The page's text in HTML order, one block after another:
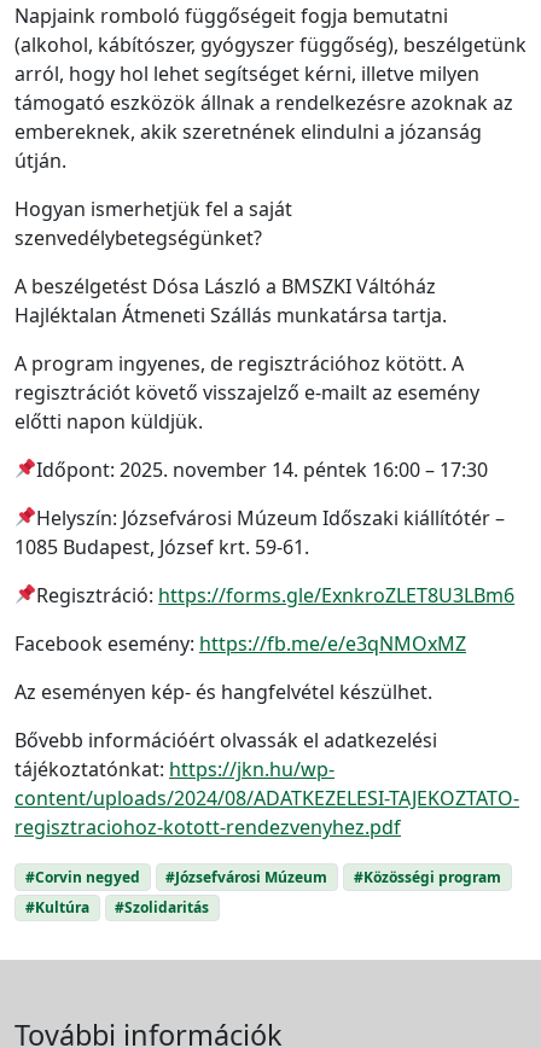
Napjaink romboló függőségeit fogja bemutatni
(alkohol, kábítószer, gyógyszer függőség), beszélgetünk
arról, hogy hol lehet segítséget kérni, illetve milyen
támogató eszközök állnak a rendelkezésre azoknak az
embereknek, akik szeretnének elindulni a józanság
útján.
Hogyan ismerhetjük fel a saját
szenvedélybetegségünket?
A beszélgetést Dósa László a BMSZKI Váltóház
Hajléktalan Átmeneti Szállás munkatársa tartja.
A program ingyenes, de regisztrációhoz kötött. A
regisztrációt követő visszajelző e-mailt az esemény
előtti napon küldjük.
Időpont: 2025. november 14. péntek 16:00 – 17:30
Helyszín: Józsefvárosi Múzeum Időszaki kiállítótér –
1085 Budapest, József krt. 59-61.
Regisztráció: https://forms.gle/ExnkroZLET8U3LBm6
Facebook esemény: https://fb.me/e/e3qNMOxMZ
Az eseményen kép- és hangfelvétel készülhet.
Bővebb információért olvassák el adatkezelési
tájékoztatónkat: https://jkn.hu/wp-
content/uploads/2024/08/ADATKEZELESI-TAJEKOZTATO-
regisztraciohoz-kotott-rendezvenyhez.pdf
#Corvin negyed #Józsefvárosi Múzeum
#Közösségi program
#Kultúra
#Szolidaritás
További információk